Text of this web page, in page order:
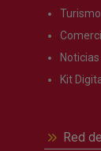
Turismo
Noticias
Kit
Red